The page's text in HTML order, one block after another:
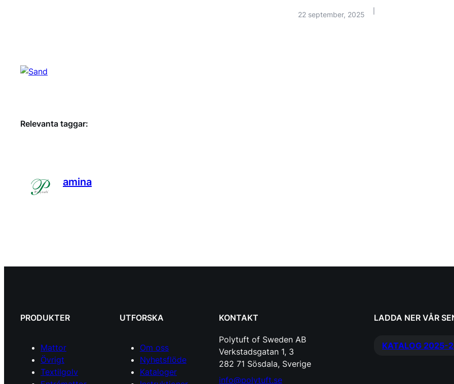
22 september, 2025
Relevanta taggar:
amina
PRODUKTER
Mattor
Övrigt
Textilgolv
UTFORSKA
Om oss
Nyhetsflöde
Kataloger
KONTAKT
Polytuft of Sweden AB
Verkstadsgatan 1, 3
282 71 Sösdala, Sverige
info@polytuft.se
LADDA NER VÅR
KATALOG 2025-